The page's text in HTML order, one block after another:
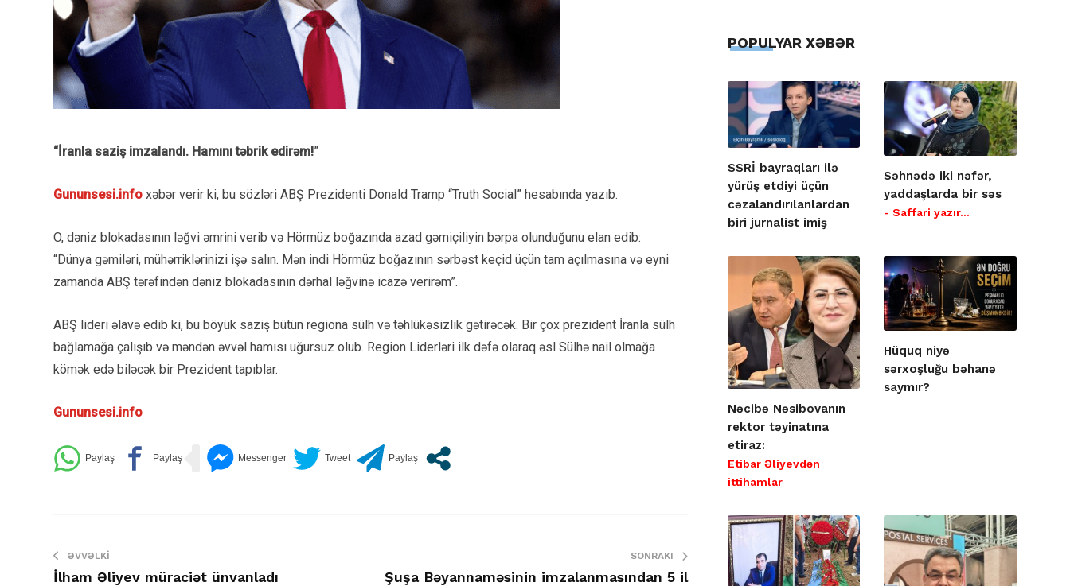
“İranla saziş imzalandı. Hamını təbrik edirəm!”
Gununsesi.info xəbər verir ki, bu sözləri ABŞ Prezidenti Donald Tramp “Truth Social” hesabında yazıb.
O, dəniz blokadasının ləğvi əmrini verib və Hörmüz boğazında azad gəmiçiliyin bərpa olunduğunu elan edib:
“Dünya gəmiləri, mühərriklərinizi işə salın. Mən indi Hörmüz boğazının sərbəst keçid üçün tam açılmasına və eyni
zamanda ABŞ tərəfindən dəniz blokadasının dərhal ləğvinə icazə verirəm”.
ABŞ lideri əlavə edib ki, bu böyük saziş bütün regiona sülh və təhlükəsizlik gətirəcək. Bir çox prezident İranla sülh
bağlamağa çalışıb və məndən əvvəl hamısı uğursuz olub. Region Liderləri ilk dəfə olaraq əsl Sülhə nail olmağa
kömək edə biləcək bir Prezident tapıblar.
Gununsesi.info
ƏVVƏLKI
İlham Əliyev müraciət ünvanladı
SONRAKI
Şuşa Bəyannaməsinin imzalanmasından 5 il
POPULYAR XƏBƏR
SSRİ bayraqları ilə
yürüş etdiyi üçün
cəzalandırılanlardan
biri jurnalist imiş
Səhnədə iki nəfər,
yaddaşlarda bir səs
- Saffari yazır…
Nəcibə Nəsibovanın
rektor təyinatına
etiraz:
Etibar Əliyevdən
ittihamlar
Hüquq niyə
sərxoşluğu bəhanə
saymır?